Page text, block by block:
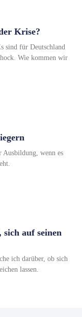
Krise?
sind für Deutschland
Wie kommen wir
wenn es
sich auf seinen
ich darüber, ob sich
lassen.